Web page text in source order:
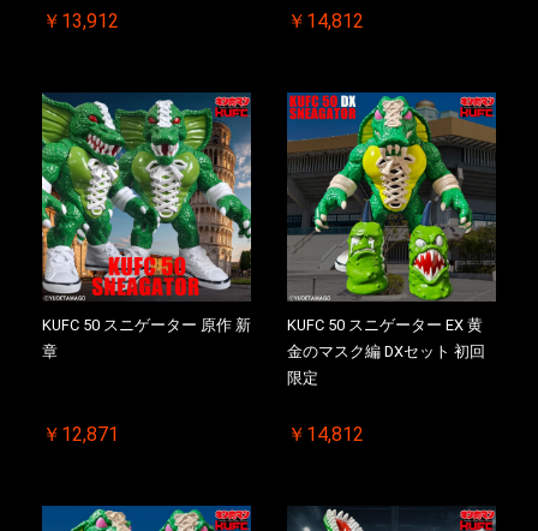
￥13,912 ￥14,812
KUFC 50 スニゲーター 原作 新
章
￥12,871
KUFC 50 スニゲーター EX 黄
金のマスク編 DXセット 初回
限定
￥14,812